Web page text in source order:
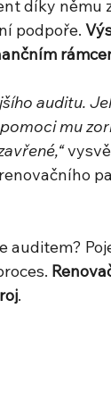
díky němu
podpoře.
auditu.
mu
auditem?
.